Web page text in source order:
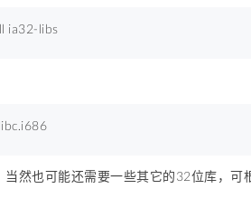
ia32-libs
然也可能还需要一些其它的32位库，可